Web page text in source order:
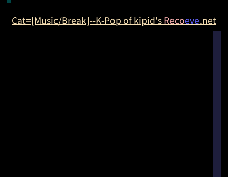
Cat=[Music/Break]--K-Pop of kipid'sRecoeve.net